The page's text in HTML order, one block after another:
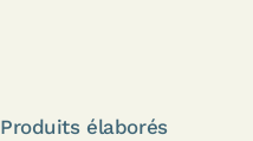
Produits élaborés